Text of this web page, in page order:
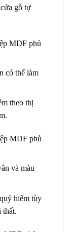
gỗ tự
MDF phủ
có thể làm
theo thị
MDF phủ
và màu
hiếm tùy
thất.